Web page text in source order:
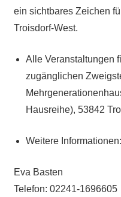
ein sichtbares Zeichen
Troisdorf-West.
Alle Veranstaltungen
zugänglichen
Hausreihe), 53842
Weitere Informationen:
Eva Basten
Telefon: 02241-1696605